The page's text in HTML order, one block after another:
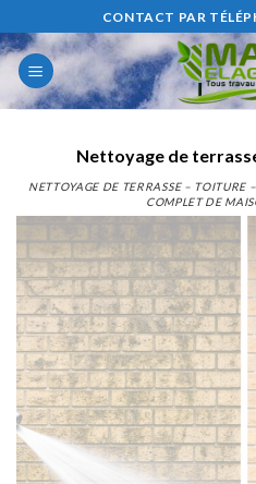
to
content
CONTACT PAR
Nettoyage de
NETTOYAGE DE TERRASSE –
COMPLET DE